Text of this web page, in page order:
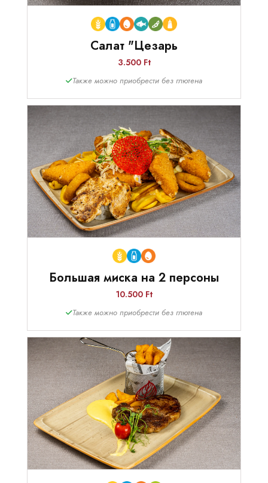
Салат "Цезарь
3.500 Ft
Также можно приобрести без глютена
Большая миска на 2 персоны
10.500 Ft
Также можно приобрести без глютена